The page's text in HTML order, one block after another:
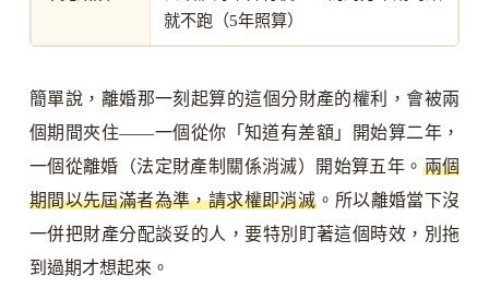
就不跑（5年照算）
簡單說，離婚那一刻起算的這個分財產的權利，會被兩
個期間夾住——一個從你「知道有差額」開始算二年，
一個從離婚（法定財產制關係消滅）開始算五年。兩個
期間以先屆滿者為準，請求權即消滅 。所以離婚當下沒
一併把財產分配談妥的人，要特別盯著這個時效，別拖
到過期才想起來。